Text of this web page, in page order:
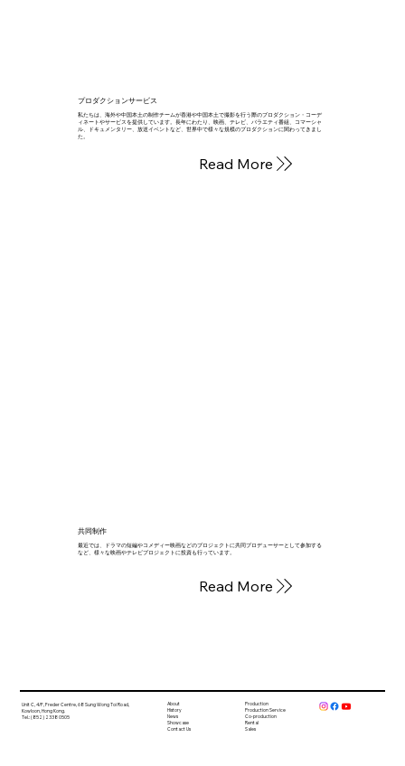
プロダクションサービス
私たちは、海外や中国本土の制作チームが香港や中国本土で撮影を行う際のプロダクション・コーデ
ィネートやサービスを提供しています。長年にわたり、映画、テレビ、バラエティ番組、コマーシャ
ル、ドキュメンタリー、放送イベントなど、世界中で様々な規模のプロダクションに関わってきまし
た。
Read More
共同制作
最近では、ドラマの短編やコメディー映画などのプロジェクトに共同プロデューサーとして参加する
など、様々な映画やテレビプロジェクトに投資も行っています。
Read More
Unit C, 4/F, Freder Centre, 68 Sung Wong Toi Road,
Kowloon, Hong Kong.
Tel.: (852) 2338 0505
About
History
News
Showcase
Contact Us
Production
Production Service
Co-production
Rental
Sales